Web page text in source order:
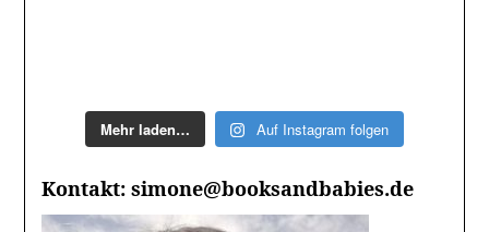
Mehr laden… Auf Instagram folgen
Kontakt: simone@booksandbabies.de